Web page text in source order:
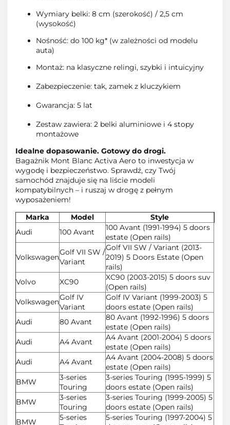
Wymiary belki: 8 cm (szerokość) / 2,5 cm
(wysokość)
Nośność: do 100 kg* (w zależności od modelu
auta)
Montaż: na klasyczne relingi, szybki i intuicyjny
Zabezpieczenie: tak, zamek z kluczykiem
Gwarancja: 5 lat
Zestaw zawiera: 2 belki aluminiowe i 4 stopy
montażowe
Idealne dopasowanie. Gotowy do drogi.
Bagażnik Mont Blanc Activa Aero to inwestycja w
wygodę i bezpieczeństwo. Sprawdź, czy Twój
samochód znajduje się na liście modeli
kompatybilnych – i ruszaj w drogę z pełnym
wyposażeniem!
Marka
Model
Style
Audi
100 Avant
100 Avant (1991-1994) 5 doors
estate (Open rails)
Volkswagen
Golf VII SW /
Variant
Golf VII SW / Variant (2013-
2019) 5 Doors Estate (Open
rails)
Volvo
XC90
XC90 (2003-2015) 5 doors suv
(Open rails)
VolkswagenGolf IV
Variant
Golf IV Variant (1999-2003) 5
doors estate (Open rails)
Audi
80 Avant
80 Avant (1992-1996) 5 doors
estate (Open rails)
Audi
A4 Avant
A4 Avant (2001-2004) 5 doors
estate (Open rails)
Audi
A4 Avant
A4 Avant (2004-2008) 5 doors
estate (Open rails)
BMW
3-series
Touring
3-series Touring (1995-1999) 5
doors estate (Open rails)
BMW
3-series
Touring
3-series Touring (1999-2005) 5
doors estate (Open rails)
BMW
5-series
5-series Touring (1997-2004) 5